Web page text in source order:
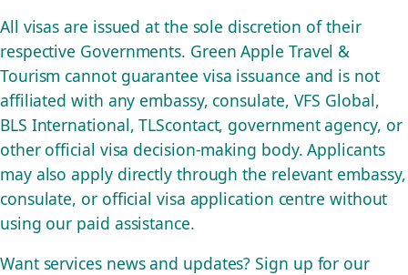
All visas are issued at the sole discretion of their
respective Governments. Green Apple Travel &
Tourism cannot guarantee visa issuance and is not
affiliated with any embassy, consulate, VFS Global,
BLS International, TLScontact, government agency, or
other official visa decision-making body. Applicants
may also apply directly through the relevant embassy,
consulate, or official visa application centre without
using our paid assistance.
Want services news and updates? Sign up for our